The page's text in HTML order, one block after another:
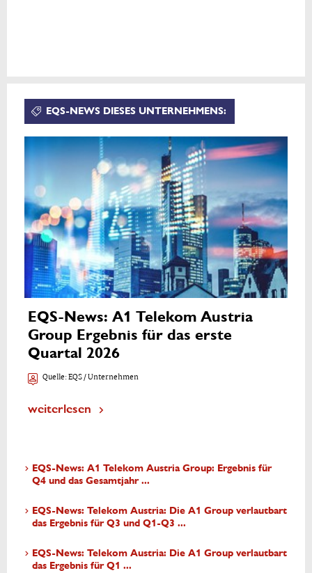
EQS-NEWS DIESES UNTERNEHMENS:
EQS-News: A1 Telekom Austria
Group Ergebnis für das erste
Quartal 2026
Quelle:EQS / Unternehmen
weiterlesen
EQS-News: A1 Telekom Austria Group: Ergebnis für
Q4 und das Gesamtjahr ...
EQS-News: Telekom Austria: Die A1 Group verlautbart
das Ergebnis für Q3 und Q1-Q3 ...
EQS-News: Telekom Austria: Die A1 Group verlautbart
das Ergebnis für Q1 ...